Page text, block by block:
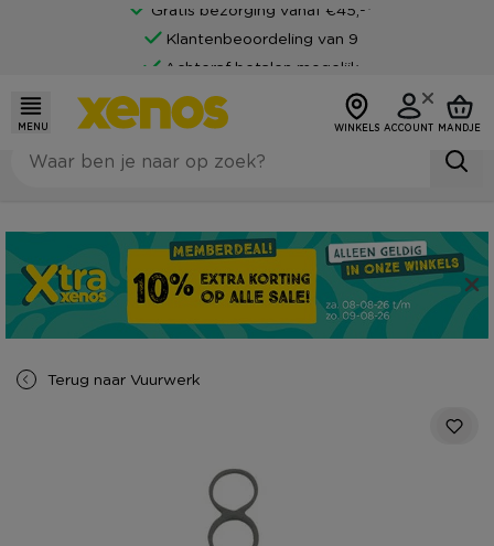
Gratis bezorging vanaf €45,-*
Klantenbeoordeling van 9
Achteraf betalen mogelijk
MENU WINKELS ACCOUNT MANDJE
Terug naar Vuurwerk